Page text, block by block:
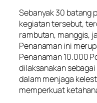
Sebanyak 30 batang
kegiatan tersebut,
rambutan, manggis,
Penanaman ini
Penanaman 10.000
dilaksanakan
dalam menjaga
memperkuat